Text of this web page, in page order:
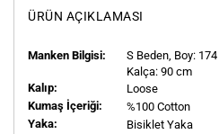
ÜRÜN AÇIKLAMASI
Manken Bilgisi: S Beden, Boy: 174
Kalça: 90 cm
Kalıp:
Loose
Kumaş İçeriği:
%100 Cotton
Yaka:
Bisiklet Yaka